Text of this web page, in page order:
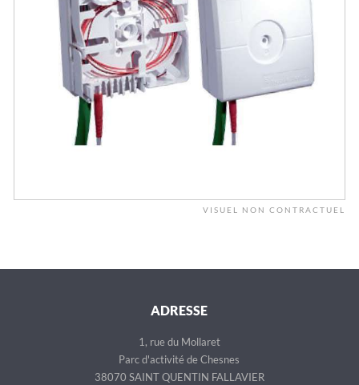
VISUEL NON CONTRACTUEL
ADRESSE
1, rue du Mollaret
Parc d'activité de Chesnes
38070 SAINT QUENTIN FALLAVIER